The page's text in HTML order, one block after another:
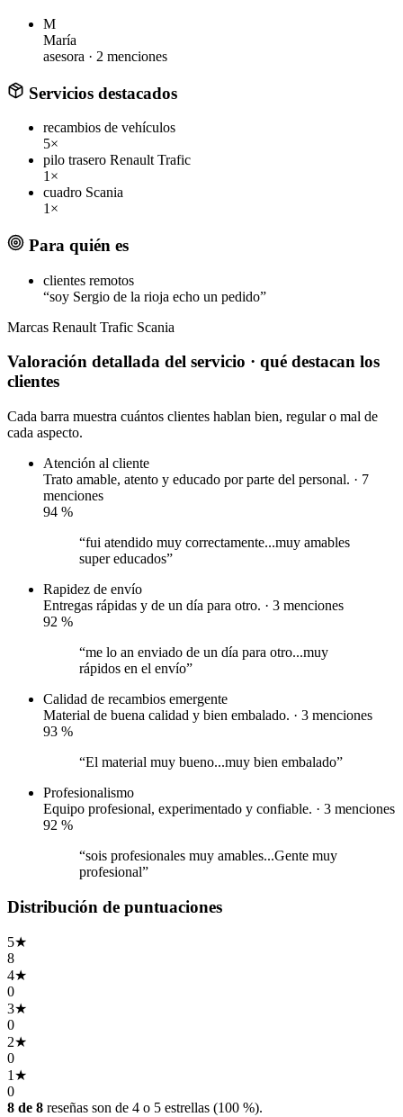
M
María
asesora · 2 menciones
Servicios destacados
recambios de vehículos
5×
pilo trasero Renault Trafic
1×
cuadro Scania
1×
Para quién es
clientes remotos
“soy Sergio de la rioja echo un pedido”
Marcas Renault Trafic Scania
Valoración detallada del servicio · qué destacan los
clientes
Cada barra muestra cuántos clientes hablan bien, regular o mal de
cada aspecto.
Atención al cliente
Trato amable, atento y educado por parte del personal. · 7
menciones
94 %
“fui atendido muy correctamente...muy amables
super educados”
Rapidez de envío
Entregas rápidas y de un día para otro. · 3 menciones
92 %
“me lo an enviado de un día para otro...muy
rápidos en el envío”
Calidad de recambios emergente
Material de buena calidad y bien embalado. · 3 menciones
93 %
“El material muy bueno...muy bien embalado”
Profesionalismo
Equipo profesional, experimentado y confiable. · 3 menciones
92 %
“sois profesionales muy amables...Gente muy
profesional”
Distribución de puntuaciones
5★
8
4★
0
3★
0
2★
0
1 ★
0
8 de 8 reseñas son de 4 o 5 estrellas (100 %).